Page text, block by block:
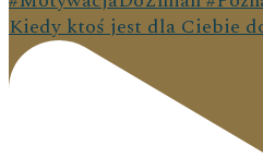
Kiedy ktoś jest dla Ciebie